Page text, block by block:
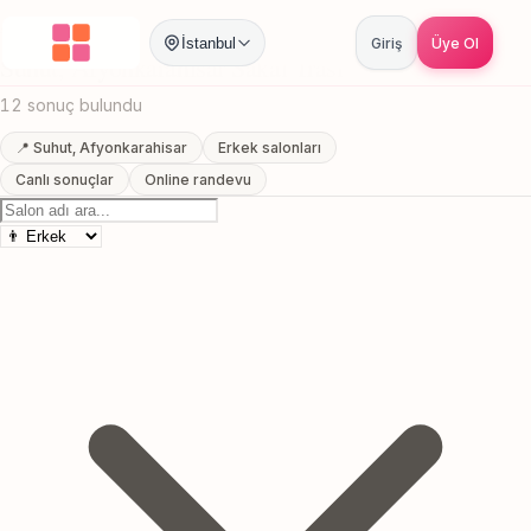
İstanbul Giriş Üye Ol
Anasayfa / Afyonkarahisar Suhut Sakal Trasi
Suhut, Afyonkarahisar Sakal Trasi
12 sonuç bulundu
📍 Suhut, Afyonkarahisar
Erkek salonları
Canlı sonuçlar
Online randevu